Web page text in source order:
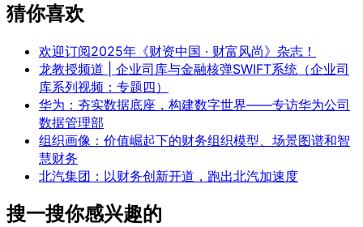
猜你喜欢
欢迎订阅2025年《财资中国 · 财富风尚》杂志！
龙教授频道 | 企业司库与金融核弹SWIFT系统（企业司
库系列视频：专题四）
华为：夯实数据底座，构建数字世界——专访华为公司
数据管理部
组织画像：价值崛起下的财务组织模型、场景图谱和智
慧财务
北汽集团：以财务创新开道，跑出北汽加速度
搜一搜你感兴趣的